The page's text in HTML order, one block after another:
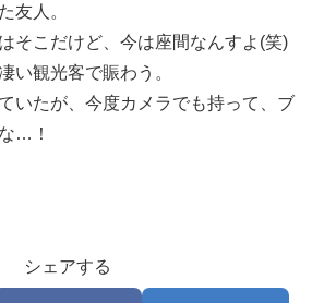
友人。
そこだけど、今は座間なんすよ(笑)
い観光客で賑わう。
いたが、今度カメラでも持って、ブ
…！
シェアする